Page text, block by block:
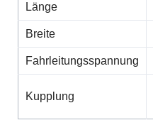
Länge
Breite
Fahrleitungsspannung
Kupplung